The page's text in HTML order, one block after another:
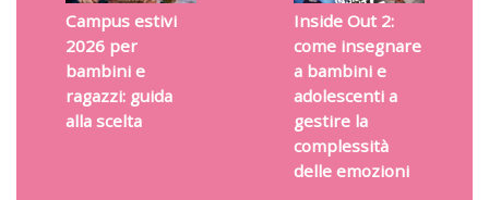
Campus estivi
2026 per
bambini e
ragazzi: guida
alla scelta
Inside Out 2:
come insegnare
a bambini e
adolescenti a
gestire la
complessità
delle emozioni